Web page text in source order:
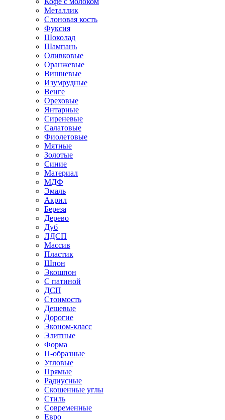
Металлик
Слоновая кость
Фуксия
Шоколад
Шампань
Оливковые
Оранжевые
Вишневые
Изумрудные
Венге
Ореховые
Янтарные
Сиреневые
Салатовые
Фиолетовые
Мятные
Золотые
Синие
Материал
МДФ
Эмаль
Акрил
Береза
Дерево
Дуб
ЛДСП
Массив
Пластик
Шпон
Экошпон
С патиной
ДСП
Стоимость
Дешевые
Дорогие
Эконом-класс
Элитные
Форма
П-образные
Угловые
Прямые
Радиусные
Скошенные углы
Стиль
Современные
Евро